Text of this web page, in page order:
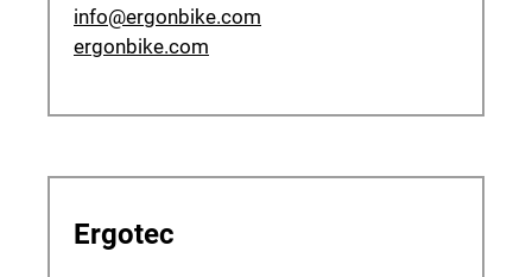
info@ergonbike.com
ergonbike.com
Ergotec